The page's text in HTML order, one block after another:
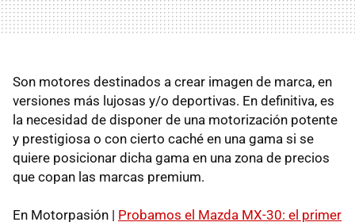
Son motores destinados a crear imagen de marca, en
versiones más lujosas y/o deportivas. En definitiva, es
la necesidad de disponer de una motorización potente
y prestigiosa o con cierto caché en una gama si se
quiere posicionar dicha gama en una zona de precios
que copan las marcas premium.
En Motorpasión | Probamos el Mazda MX-30: el primer